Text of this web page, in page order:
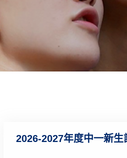
2026-2027年度中一新生